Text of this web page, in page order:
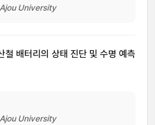
University
철 배터리의 상태 진단 및 수명 예측
University